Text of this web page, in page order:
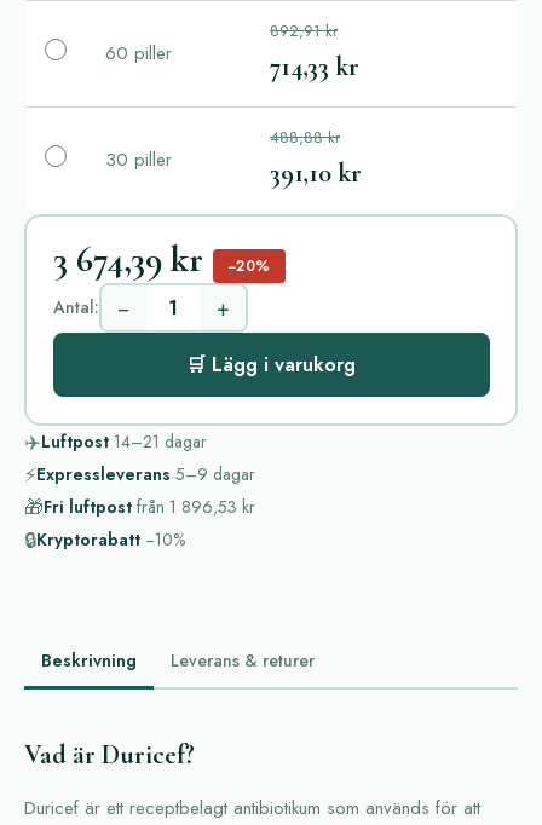
60 piller
892,91 kr
714,33 kr
30 piller
488,88 kr
391,10 kr
3 674,39 kr −20%
Antal: − +
🛒 Lägg i varukorg
✈️Luftpost 14–21 dagar
⚡Expressleverans 5–9 dagar
🎁Fri luftpost från 1 896,53 kr
🔒Kryptorabatt −10%
Beskrivning Leverans & returer
Vad är Duricef?
Duricef är ett receptbelagt antibiotikum som används för att